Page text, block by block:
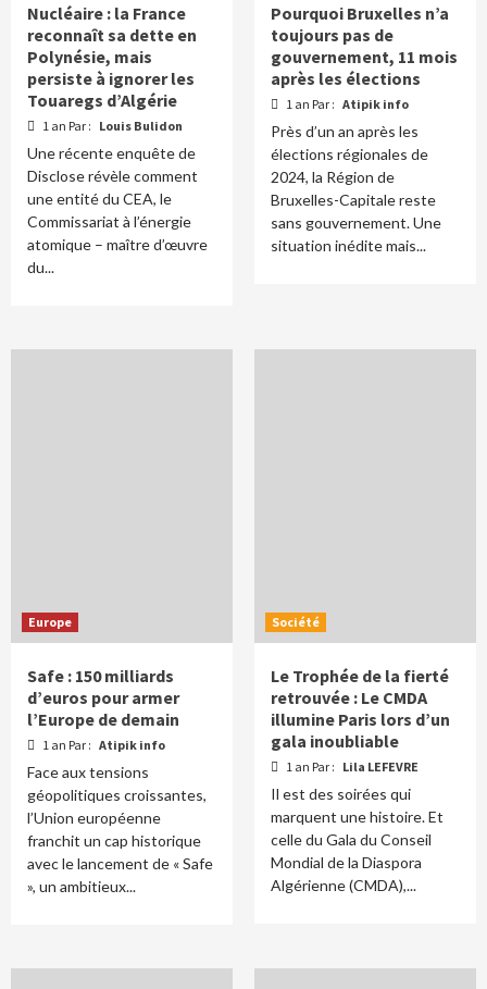
Nucléaire : la France
reconnaît sa dette en
Polynésie, mais
persiste à ignorer les
Touaregs d’Algérie
1 an Par : Louis Bulidon
Une récente enquête de
Disclose révèle comment
une entité du CEA, le
Commissariat à l’énergie
atomique – maître d’œuvre
du...
Pourquoi Bruxelles n’a
toujours pas de
gouvernement, 11 mois
après les élections
1 an Par : Atipik info
Près d’un an après les
élections régionales de
2024, la Région de
Bruxelles-Capitale reste
sans gouvernement. Une
situation inédite mais...
Europe
Safe : 150 milliards
d’euros pour armer
l’Europe de demain
1 an Par : Atipik info
Face aux tensions
géopolitiques croissantes,
l’Union européenne
franchit un cap historique
avec le lancement de « Safe
», un ambitieux...
Société
Le Trophée de la fierté
retrouvée : Le CMDA
illumine Paris lors d’un
gala inoubliable
1 an Par : Lila LEFEVRE
Il est des soirées qui
marquent une histoire. Et
celle du Gala du Conseil
Mondial de la Diaspora
Algérienne (CMDA),...